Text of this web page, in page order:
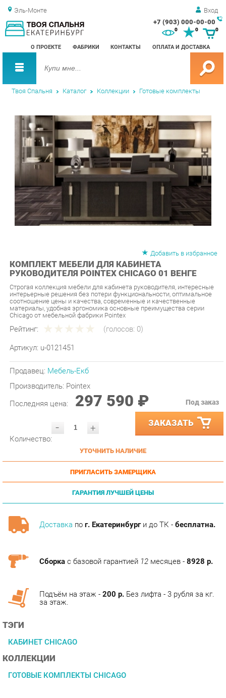
Эль-Монте Вход
+7 (903) 000-00-00
О ПРОЕКТЕ ФАБРИКИ КОНТАКТЫ ОПЛАТА И ДОСТАВКА
0 0
Твоя Спальня Каталог Коллекции Готовые комплекты
КОМПЛЕКТ МЕБЕЛИ ДЛЯ КАБИНЕТА
РУКОВОДИТЕЛЯ POINTEX CHICAGO 01 ВЕНГЕ
Строгая коллекция мебели для кабинета руководителя, интересные
соотношение цены и качества, современные и качественные
материалы, удобная эргономика основные преимущества серии
Chicago от мебельной фабрики Pointex
Рейтинг: (голосов:
Артикул: u-0121451
Производитель:Pointex
Последняя цена: 297 590 ₽
- ЗАКАЗАТЬ
УТОЧНИТЬ НАЛИЧИЕ
ПРИГЛАСИТЬ ЗАМЕРЩИКА
ГАРАНТИЯ ЛУЧШЕЙ ЦЕНЫ
Доставкапог. Екатеринбурги до ТК -бесплатна.
ТЭГИ
ОПИСАНИЕ